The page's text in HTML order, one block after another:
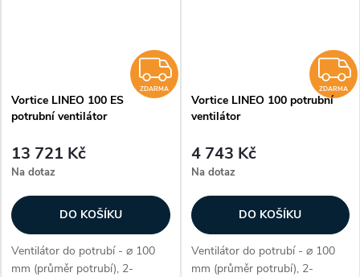
ZDARMA
ZDARMA
Vortice LINEO 100 ES
potrubní ventilátor
13 721 Kč
Na dotaz
DO KOŠÍKU
Ventilátor do potrubí - ⌀ 100
mm (průměr potrubí), 2-
ZDARMA
Vortice LINEO 100 potrubní
ventilátor
4 743 Kč
Na dotaz
DO KOŠÍKU
Ventilátor do potrubí - ⌀ 100
mm (průměr potrubí), 2-